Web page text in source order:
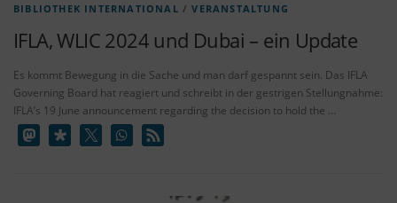
BIBLIOTHEK INTERNATIONAL /VERANSTALTUNG
IFLA, WLIC 2024 und Dubai – ein Update
Es kommt Bewegung in die Sache und man darf gespannt sein. Das IFLA
Governing Board hat reagiert und schreibt in der gestrigen Stellungnahme:
IFLA’s 19 June announcement regarding the decision to hold the …